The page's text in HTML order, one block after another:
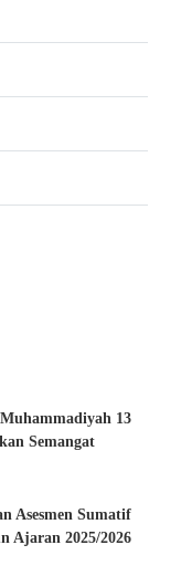
13
Semangat
Asesmen Sumatif
Ajaran 2025/2026